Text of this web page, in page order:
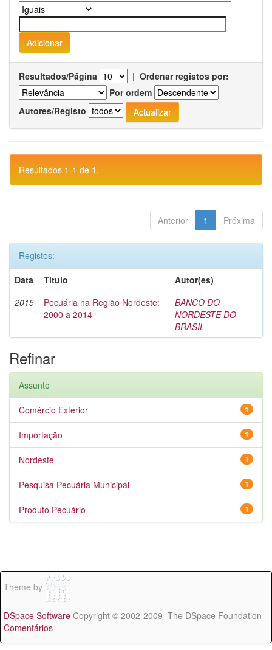
Resultados/Página | Ordenar registos por:
Por ordem
Autores/Registo
Resultados 1-1 de 1.
Anterior 1 Próxima
Registos:
Data
Título
Autor(es)
2015
Pecuária na Região Nordeste:
2000 a 2014
BANCO DO
NORDESTE DO
BRASIL
Refinar
Assunto
1
Comércio Exterior
1
Importação
1
Nordeste
1
Pesquisa Pecuária Municipal
1
Produto Pecuário
Theme by
DSpace Software Copyright © 2002-2009 The DSpace Foundation -
Comentários